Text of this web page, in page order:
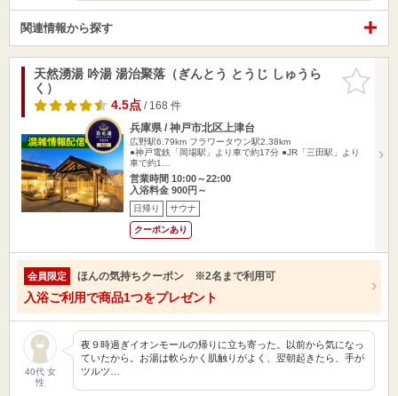
関連情報から探す
お気に入
りに追加
天然湧湯 吟湯 湯治聚落（ぎんとう とうじ しゅうら
く）
4.5点/ 168 件
兵庫県 / 神戸市北区上津台
広野駅6.79km フラワータウン駅2.38km
●神戸電鉄「岡場駅」より車で約17分 ●JR「三田駅」より
車で約1…
営業時間 10:00～22:00
入浴料金 900円～
日帰り サウナ
クーポンあり
会員限定 ほんの気持ちクーポン ※2名まで利用可
入浴ご利用で商品1つをプレゼント
40代 女
性
夜９時過ぎイオンモールの帰りに立ち寄った。以前から気になっ
ていたから。お湯は軟らかく肌触りがよく、翌朝起きたら、手が
ツルツ…